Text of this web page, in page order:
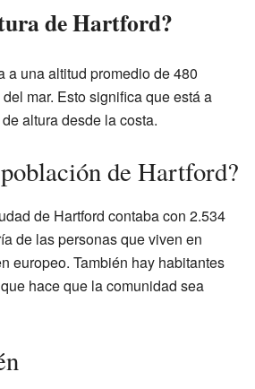
de Hartford?
a una altitud promedio de 480
mar. Esto significa que está a
altura desde la costa.
de Hartford?
de Hartford contaba con 2.534
de las personas que viven en
europeo. También hay habitantes
hace que la comunidad sea